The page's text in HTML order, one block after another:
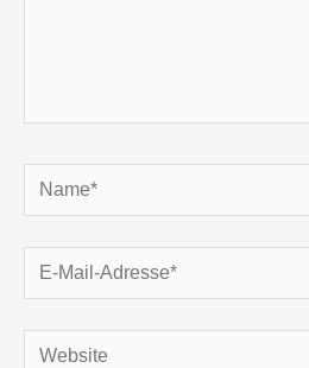
Name*
E-
Mail-
Adresse*
Website